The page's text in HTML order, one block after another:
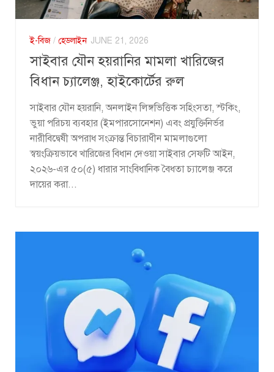
ই-বিজ / হেডলাইন JUNE 21, 2026
সাইবার যৌন হয়রানির মামলা খারিজের
বিধান চ্যালেঞ্জ, হাইকোর্টের রুল
সাইবার যৌন হয়রানি, অনলাইন লিঙ্গভিত্তিক সহিংসতা, স্টকিং,
ভুয়া পরিচয় ব্যবহার (ইমপারসোনেশন) এবং প্রযুক্তিনির্ভর
নারীবিদ্বেষী অপরাধ সংক্রান্ত বিচারাধীন মামলাগুলো
স্বয়ংক্রিয়ভাবে খারিজের বিধান দেওয়া সাইবার সেফটি আইন,
২০২৬-এর ৫০(৫) ধারার সাংবিধানিক বৈধতা চ্যালেঞ্জ করে
দায়ের করা...